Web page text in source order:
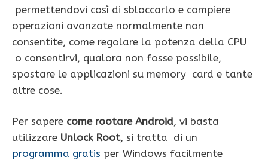
permettendovi così di sbloccarlo e compiere
operazioni avanzate normalmente non
consentite, come regolare la potenza della CPU
o consentirvi, qualora non fosse possibile,
spostare le applicazioni su memory card e tante
altre cose.
Per sapere come rootare Android, vi basta
utilizzare Unlock Root, si tratta di un
programma gratis per Windows facilmente